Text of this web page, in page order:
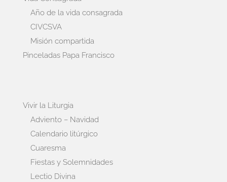
Año de la vida consagrada
CIVCSVA
Misión compartida
Pinceladas Papa Francisco
Vivir la Liturgia
Adviento – Navidad
Calendario litúrgico
Cuaresma
Fiestas y Solemnidades
Lectio Divina